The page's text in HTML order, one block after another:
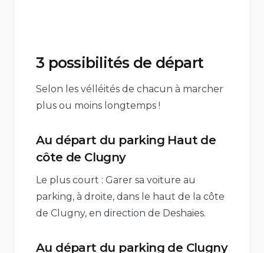
3 possibilités de départ
Selon les vélléités de chacun à marcher
plus ou moins longtemps !
Au départ du parking Haut de
côte de Clugny
Le plus court : Garer sa voiture au
parking, à droite, dans le haut de la côte
de Clugny, en direction de Deshaies.
Au départ du parking de Clugny